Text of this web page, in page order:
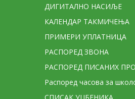
ДИГИТАЛНО НАСИЉЕ
КАЛЕНДАР ТАКМИЧЕЊА
ПРИМЕРИ УПЛАТНИЦА
РАСПОРЕД ЗВОНА
РАСПОРЕД ПИСАНИХ
Распоред часова за